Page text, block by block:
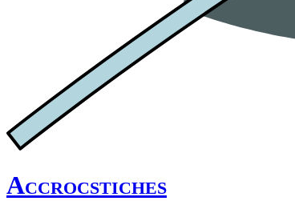
Accrocstiches